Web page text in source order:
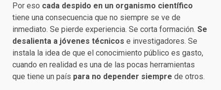
Por eso cada despido en un organismo científico
tiene una consecuencia que no siempre se ve de
inmediato. Se pierde experiencia. Se corta formación. Se
desalienta a jóvenes técnicos e investigadores. Se
instala la idea de que el conocimiento público es gasto,
cuando en realidad es una de las pocas herramientas
que tiene un país para no depender siempre de otros.